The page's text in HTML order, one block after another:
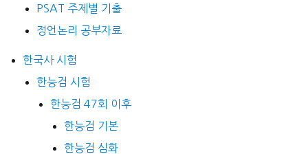
PSAT 주제별 기출
정언논리 공부자료
한국사 시험
한능검 시험
한능검 47회 이후
한능검 기본
한능검 심화